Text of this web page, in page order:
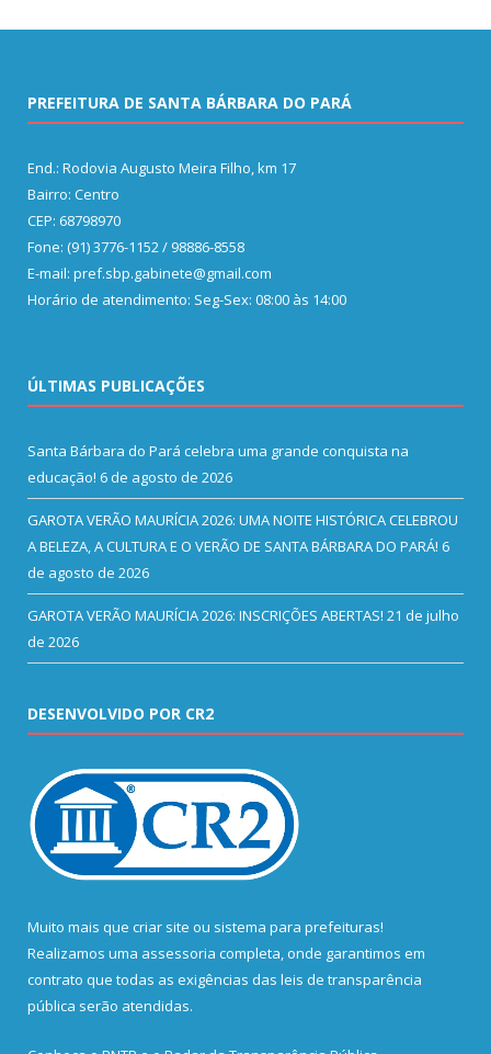
PREFEITURA DE SANTA BÁRBARA DO PARÁ
End.: Rodovia Augusto Meira Filho, km 17
Bairro: Centro
CEP: 68798970
Fone: (91) 3776-1152 / 98886-8558
E-mail: pref.sbp.gabinete@gmail.com
Horário de atendimento: Seg-Sex: 08:00 às 14:00
ÚLTIMAS PUBLICAÇÕES
Santa Bárbara do Pará celebra uma grande conquista na
educação! 6 de agosto de 2026
GAROTA VERÃO MAURÍCIA 2026: UMA NOITE HISTÓRICA CELEBROU
A BELEZA, A CULTURA E O VERÃO DE SANTA BÁRBARA DO PARÁ! 6
de agosto de 2026
GAROTA VERÃO MAURÍCIA 2026: INSCRIÇÕES ABERTAS! 21 de julho
de 2026
DESENVOLVIDO POR CR2
Muito mais que criar site ou sistema para prefeituras!
Realizamos uma assessoria completa, onde garantimos em
contrato que todas as exigências das leis de transparência
pública serão atendidas.